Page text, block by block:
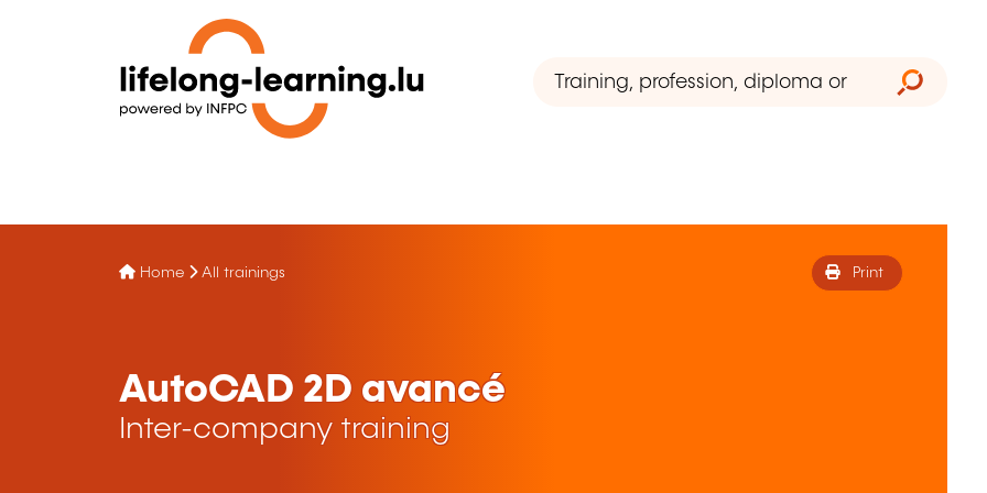
Home All trainings Print
AutoCAD 2D avancé
Inter-company training